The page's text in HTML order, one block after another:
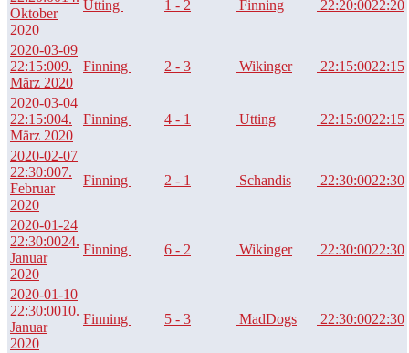
Oktober
2020
Utting 1 - 2 Finning 22:20:0022:20
2020-03-09
22:15:009.
März 2020
Finning 2 - 3 Wikinger 22:15:0022:15
2020-03-04
22:15:004.
März 2020
Finning 4 - 1 Utting 22:15:0022:15
2020-02-07
22:30:007.
Februar
2020
Finning 2 - 1 Schandis 22:30:0022:30
2020-01-24
22:30:0024.
Januar
2020
Finning 6 - 2 Wikinger 22:30:0022:30
2020-01-10
22:30:0010.
Januar
2020
Finning 5 - 3 MadDogs 22:30:0022:30